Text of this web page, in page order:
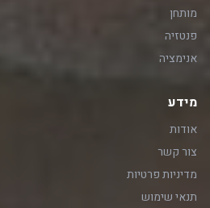
מותחן
פנטזיה
אנימציה
מידע
אודות
צור קשר
מדיניות פרטיות
תנאי שימוש